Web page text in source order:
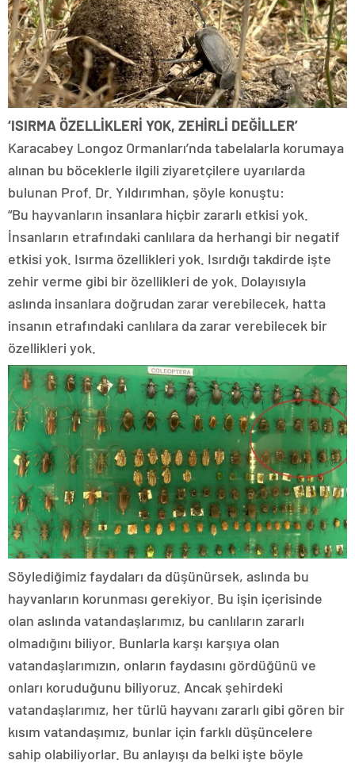
‘ISIRMA ÖZELLİKLERİ YOK, ZEHİRLİ DEĞİLLER’
Karacabey Longoz Ormanları’nda tabelalarla korumaya
alınan bu böceklerle ilgili ziyaretçilere uyarılarda
bulunan Prof. Dr. Yıldırımhan, şöyle konuştu:
“Bu hayvanların insanlara hiçbir zararlı etkisi yok.
İnsanların etrafındaki canlılara da herhangi bir negatif
etkisi yok. Isırma özellikleri yok. Isırdığı takdirde işte
zehir verme gibi bir özellikleri de yok. Dolayısıyla
aslında insanlara doğrudan zarar verebilecek, hatta
insanın etrafındaki canlılara da zarar verebilecek bir
özellikleri yok.
Söylediğimiz faydaları da düşünürsek, aslında bu
hayvanların korunması gerekiyor. Bu işin içerisinde
olan aslında vatandaşlarımız, bu canlıların zararlı
olmadığını biliyor. Bunlarla karşı karşıya olan
vatandaşlarımızın, onların faydasını gördüğünü ve
onları koruduğunu biliyoruz. Ancak şehirdeki
vatandaşlarımız, her türlü hayvanı zararlı gibi gören bir
kısım vatandaşımız, bunlar için farklı düşüncelere
sahip olabiliyorlar. Bu anlayışı da belki işte böyle